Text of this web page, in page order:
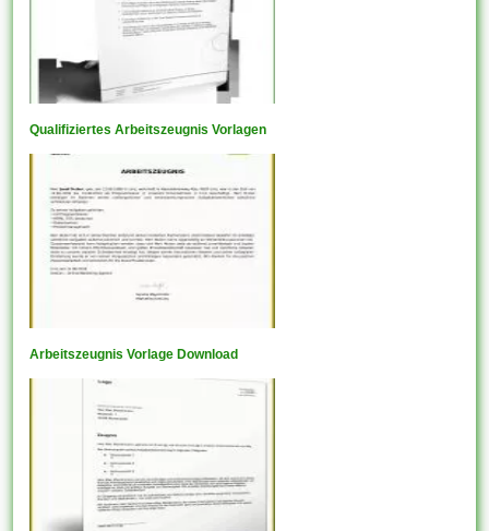
Qualifiziertes Arbeitszeugnis Vorlagen
Arbeitszeugnis Vorlage Download